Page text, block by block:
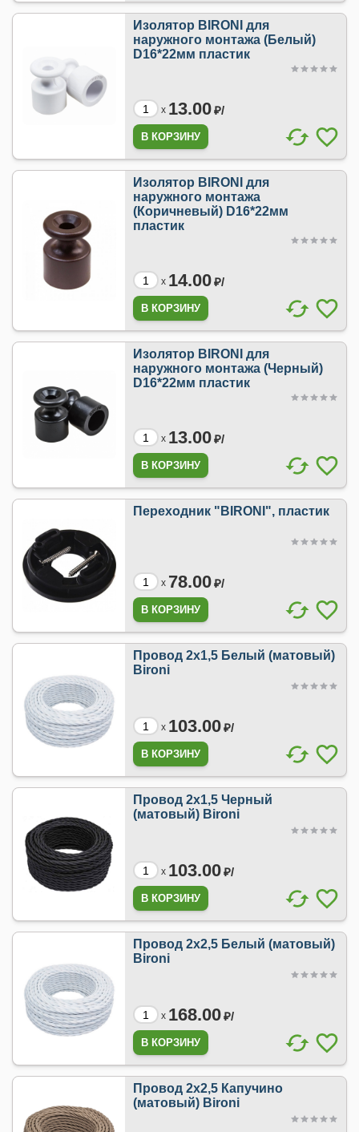
Изолятор BIRONI для
наружного монтажа (Белый)
D16*22мм пластик
x 13.00₽/
Изолятор BIRONI для
наружного монтажа
(Коричневый) D16*22мм
пластик
x 14.00₽/
Изолятор BIRONI для
наружного монтажа (Черный)
D16*22мм пластик
x 13.00₽/
Переходник "BIRONI", пластик
x 78.00₽/
Провод 2х1,5 Белый (матовый)
Bironi
x 103.00₽/
Провод 2х1,5 Черный
(матовый) Bironi
x 103.00₽/
Провод 2х2,5 Белый (матовый)
Bironi
x 168.00₽/
Провод 2х2,5 Капучино
(матовый) Bironi